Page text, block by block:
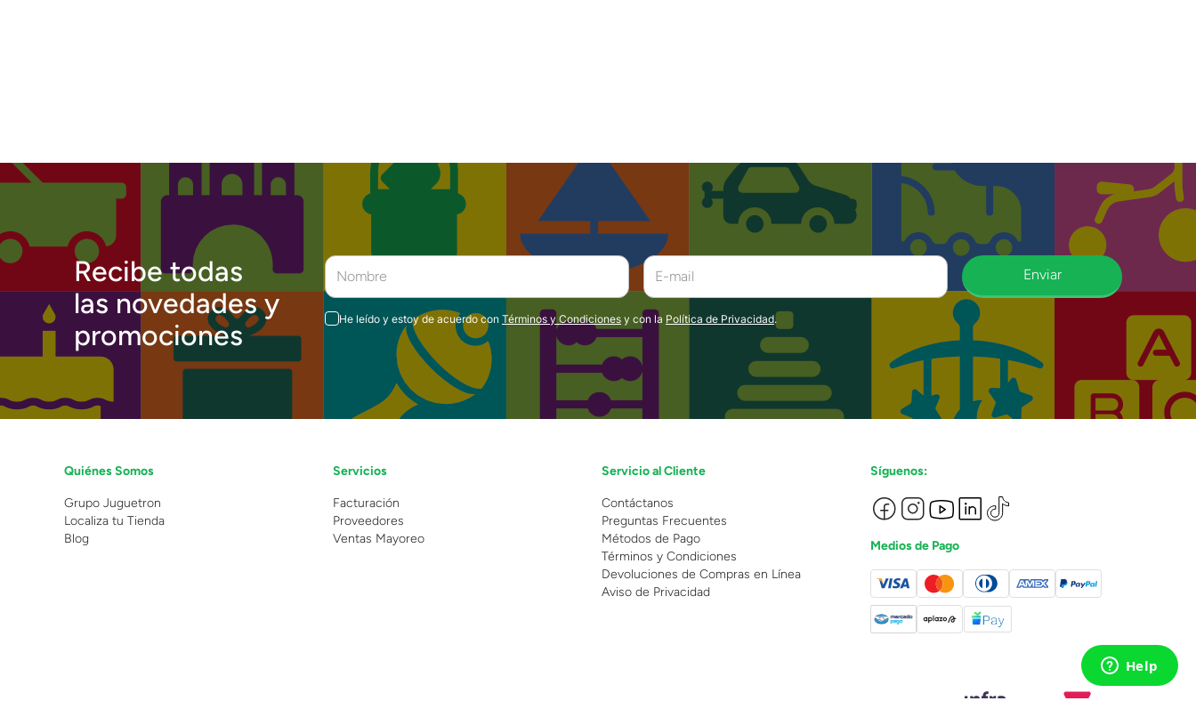
Recibe todas
las novedades y
promociones
Enviar
He leído y estoy de acuerdo con Términos y Condiciones y con la Política de Privacidad.
Quiénes Somos
Grupo Juguetron
Localiza tu Tienda
Blog
Servicios
Facturación
Proveedores
Ventas Mayoreo
Servicio al Cliente
Contáctanos
Preguntas Frecuentes
Métodos de Pago
Términos y Condiciones
Devoluciones de Compras en Línea
Aviso de Privacidad
Síguenos:
Medios de Pago